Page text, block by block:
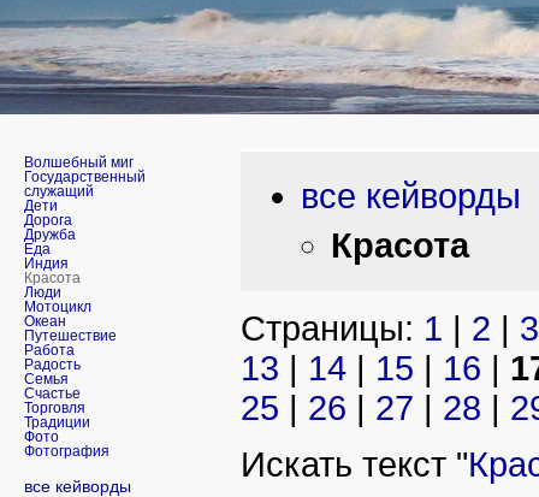
Волшебный миг
Государственный
служащий
Дети
Дорога
Дружба
Еда
Индия
Красота
Люди
Мотоцикл
Океан
Путешествие
Работа
Радость
Семья
Счастье
Торговля
Традиции
Фото
Фотография
все кейворды
все кейворды
Красота
Страницы: 1 | 2 | 3
13 | 14 | 15 | 16 |
25 | 26 | 27 | 28 |
Искать текст "